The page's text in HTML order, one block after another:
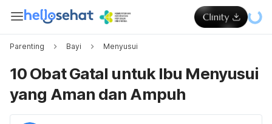
Parenting Bayi Menyusui
10 Obat Gatal untuk Ibu Menyusui
yang Aman dan Ampuh